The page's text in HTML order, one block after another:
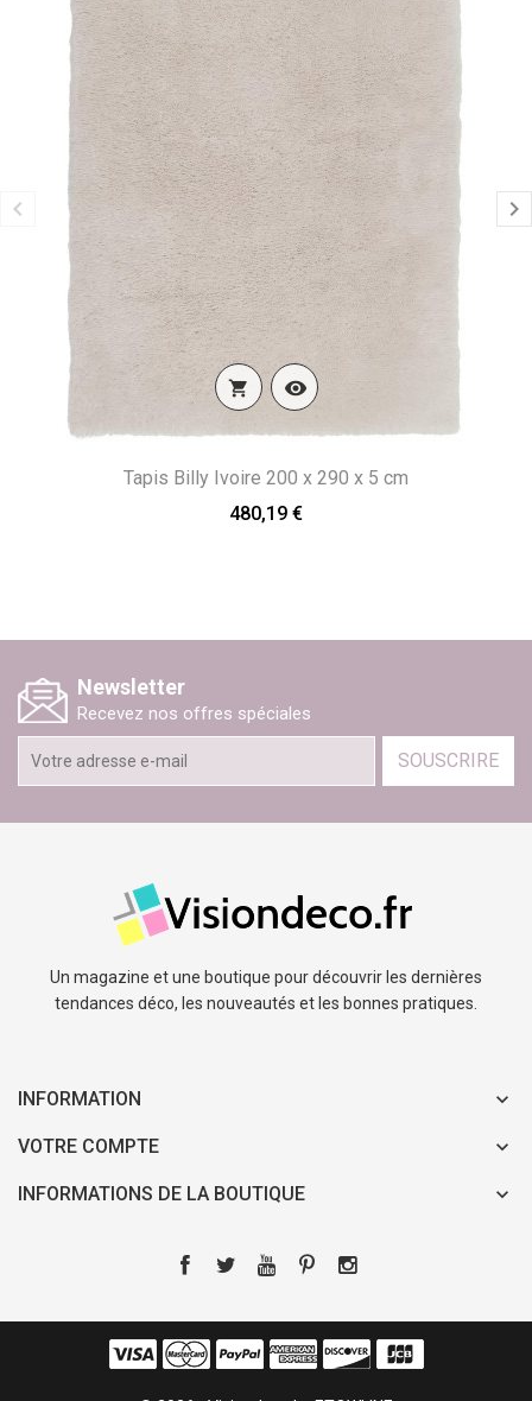
 
Tapis Billy Ivoire 200 x 290 x 5 cm
480,19 €
Newsletter
Recevez nos offres spéciales
SOUSCRIRE
Un magazine et une boutique pour découvrir les dernières
tendances déco, les nouveautés et les bonnes pratiques.
INFORMATION
VOTRE COMPTE
INFORMATIONS DE LA BOUTIQUE